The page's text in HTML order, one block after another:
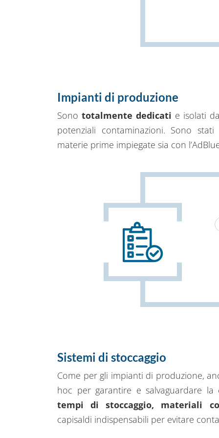
Impianti di produzione
Sono totalmente dedicati e isolati
potenziali contaminazioni. Sono
materie prime impiegate sia con
Sistemi di stoccaggio
Come per gli impianti di produzione,
hoc per garantire e salvaguardare la
tempi di stoccaggio, materiali
capisaldi indispensabili per evitare